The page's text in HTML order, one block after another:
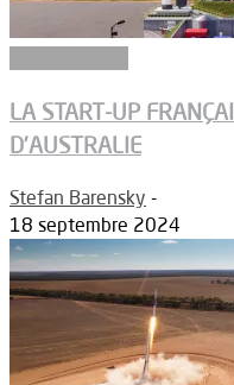
LA START-UP
D’AUSTRALIE
Stefan Barensky -
18 septembre 2024